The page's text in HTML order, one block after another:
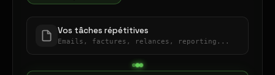
Vos tâches répétitives
Emails, factures, relances, reporting...